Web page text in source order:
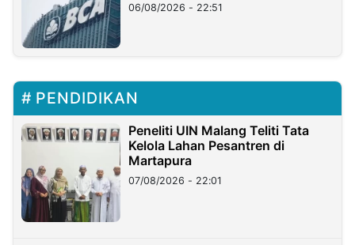
06/08/2026 - 22:51
PENDIDIKAN
Peneliti UIN Malang Teliti Tata
Kelola Lahan Pesantren di
Martapura
07/08/2026 - 22:01